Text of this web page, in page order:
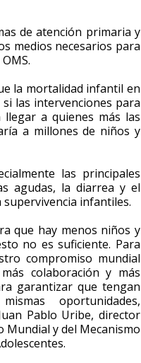
de atención primaria y
medios necesarios para
la mortalidad infantil en
las intervenciones para
a quienes más las
a millones de niños y
las principales
agudas, la diarrea y el
supervivencia infantiles.
que hay menos niños y
no es suficiente. Para
compromiso mundial
colaboración y más
garantizar que tengan
oportunidades,
Pablo Uribe, director
Mundial y del Mecanismo